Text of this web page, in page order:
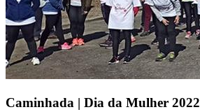
Caminhada | Dia da Mulher 2022